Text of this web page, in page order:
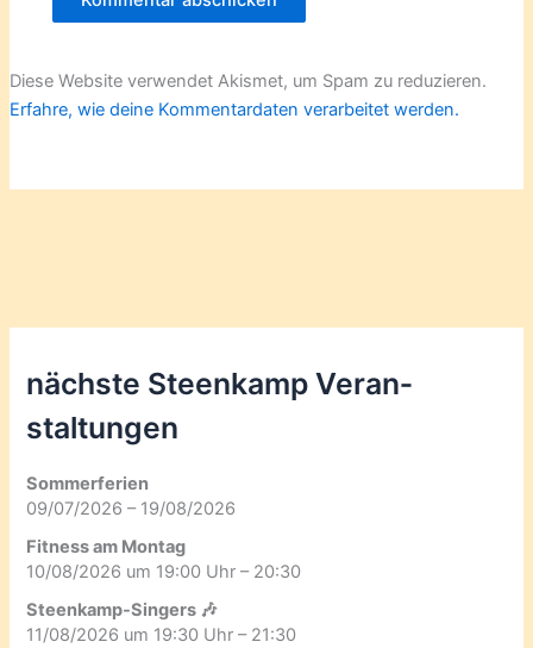
Diese Website verwendet Akismet, um Spam zu reduzieren.
Erfahre, wie deine Kommentardaten verarbeitet werden.
nächste Steenkamp Veran­
staltungen
Sommerferien
09/07/2026 – 19/08/2026
Fitness am Montag
10/08/2026 um 19:00 Uhr – 20:30
Steenkamp-Singers 🎶
11/08/2026 um 19:30 Uhr – 21:30